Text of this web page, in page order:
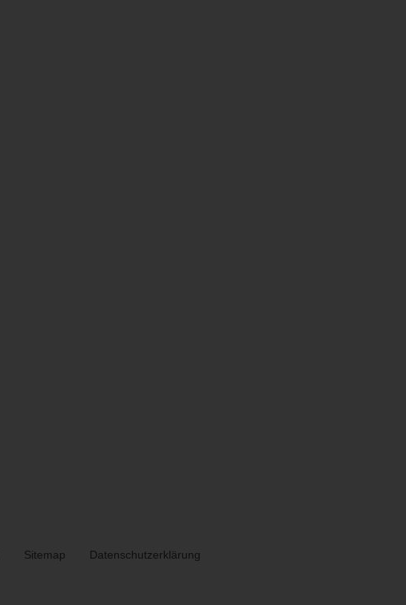
Sitemap Datenschutzerklärung